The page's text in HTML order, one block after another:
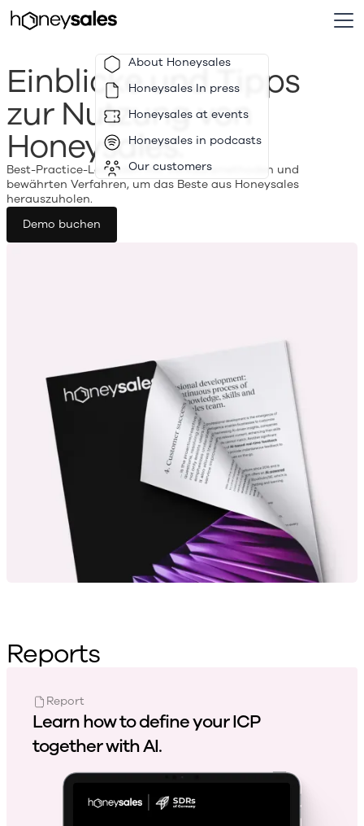
About Honeysales
Honeysales In press
Honeysales at events
Honeysales in podcasts
Our customers
Einblicke und Tipps
zur Nutzung von
Honeysales.
Best-Practice-Leitfäden mit Verkaufsmethoden und
bewährten Verfahren, um das Beste aus Honeysales
herauszuholen.
Demo buchen
Reports
Report
Learn how to define your ICP
together with AI.